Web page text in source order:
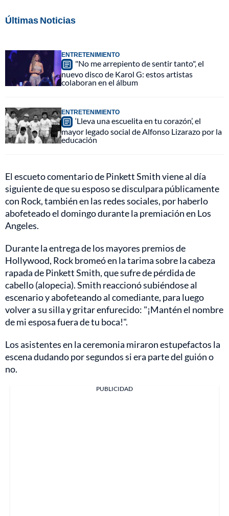
Últimas Noticias
ENTRETENIMIENTO
"No me arrepiento de sentir tanto", el
nuevo disco de Karol G: estos artistas
colaboran en el álbum
ENTRETENIMIENTO
‘Lleva una escuelita en tu corazón’, el
mayor legado social de Alfonso Lizarazo por la
educación
El escueto comentario de Pinkett Smith viene al día
siguiente de que su esposo se disculpara públicamente
con Rock, también en las redes sociales, por haberlo
abofeteado el domingo durante la premiación en Los
Angeles.
Durante la entrega de los mayores premios de
Hollywood, Rock bromeó en la tarima sobre la cabeza
rapada de Pinkett Smith, que sufre de pérdida de
cabello (alopecia). Smith reaccionó subiéndose al
escenario y abofeteando al comediante, para luego
volver a su silla y gritar enfurecido: "¡Mantén el nombre
de mi esposa fuera de tu boca!".
Los asistentes en la ceremonia miraron estupefactos la
escena dudando por segundos si era parte del guión o
no.
PUBLICIDAD